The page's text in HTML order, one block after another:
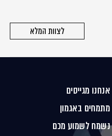
לצוות המלא
אנחנו מגייסים
מתמחים באגמון
נשמח לשמוע מכם